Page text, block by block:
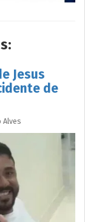
Jesus
de
Alves